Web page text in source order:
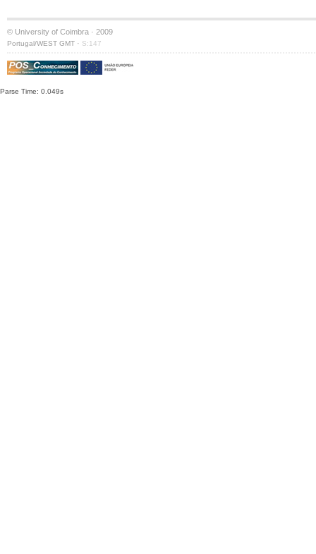
© University of Coimbra · 2009
Portugal/WEST GMT · S:147
Parse Time: 0.049s